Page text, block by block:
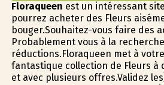
Floraqueen est un intéressant
pourrez acheter des Fleurs
bouger.Souhaitez-vous faire des
Probablement vous à la
réductions.Floraqueen met à
fantastique collection de Fleurs à
et avec plusieurs offres.Validez